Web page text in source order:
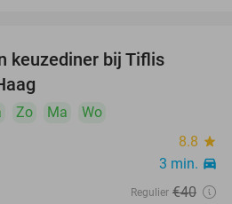
keuzediner bij Tiflis
Zo Ma
Wo
8.8 star
3 min. directions_car
Regulier €40